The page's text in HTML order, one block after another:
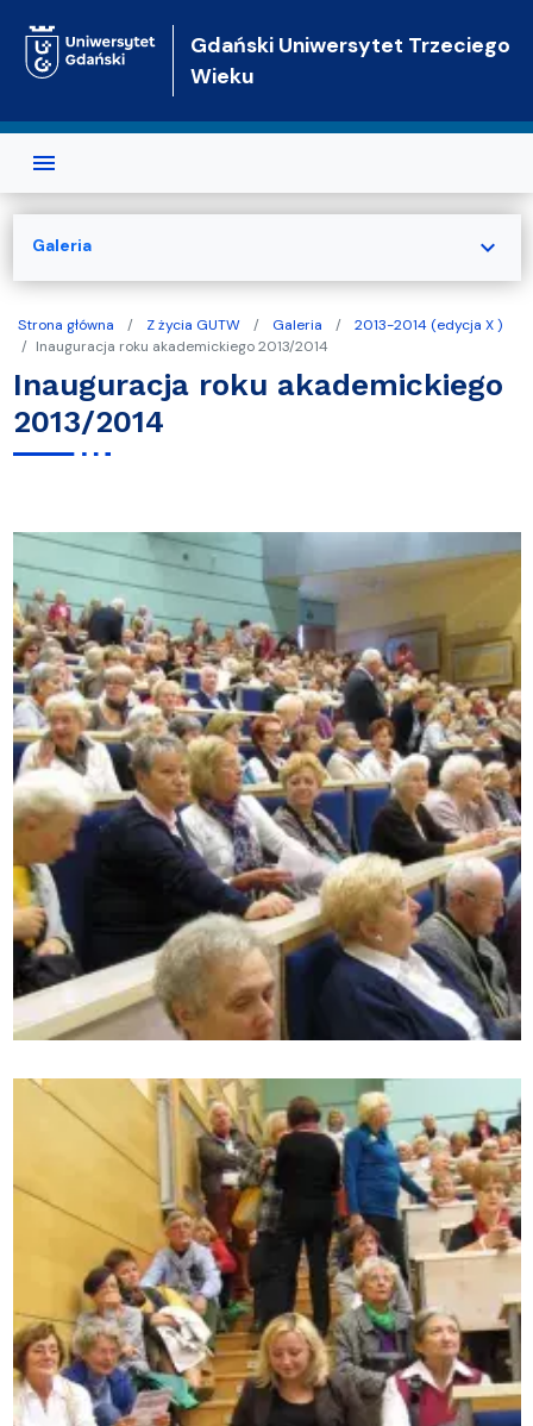
Gdański Uniwersytet Trzeciego
Wieku
Strona główna Z życia GUTW Galeria
2013-2014 (edycja X )
Inauguracja roku akademickiego 2013/2014
Inauguracja roku akademickiego
2013/2014
Galeria expand_more